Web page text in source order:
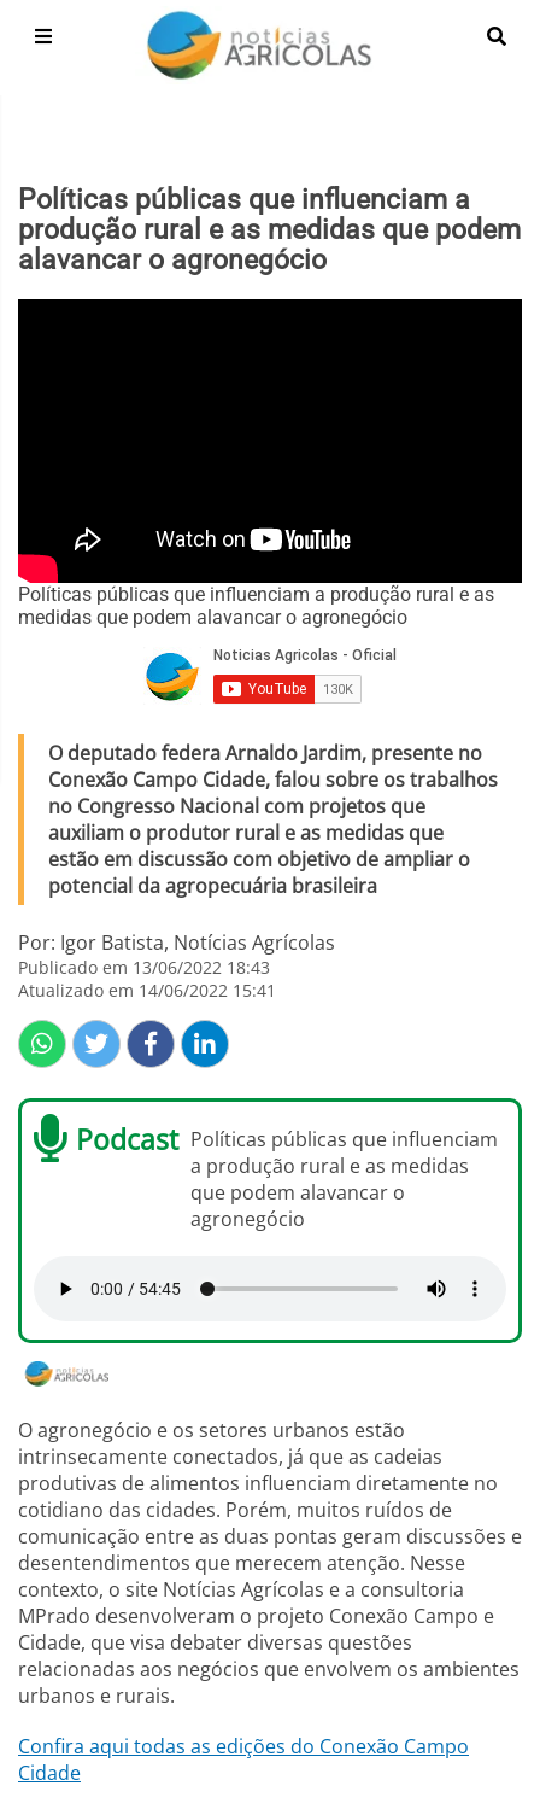
Políticas públicas que influenciam a
produção rural e as medidas que podem
alavancar o agronegócio
Políticas públicas que influenciam a produção rural e as
medidas que podem alavancar o agronegócio
O deputado federa Arnaldo Jardim, presente no
Conexão Campo Cidade, falou sobre os trabalhos
no Congresso Nacional com projetos que
auxiliam o produtor rural e as medidas que
estão em discussão com objetivo de ampliar o
potencial da agropecuária brasileira
Por: Igor Batista, Notícias Agrícolas
Publicado em 13/06/2022 18:43
Atualizado em 14/06/2022 15:41
Podcast Políticas públicas que influenciam
a produção rural e as medidas
que podem alavancar o
agronegócio
O agronegócio e os setores urbanos estão
intrinsecamente conectados, já que as cadeias
produtivas de alimentos influenciam diretamente no
cotidiano das cidades. Porém, muitos ruídos de
comunicação entre as duas pontas geram discussões e
desentendimentos que merecem atenção. Nesse
contexto, o site Notícias Agrícolas e a consultoria
MPrado desenvolveram o projeto Conexão Campo e
Cidade, que visa debater diversas questões
relacionadas aos negócios que envolvem os ambientes
urbanos e rurais.
Confira aqui todas as edições do Conexão Campo
Cidade